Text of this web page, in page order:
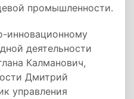
промышленности.
инновационному
деятельности
Калманович,
Дмитрий
управления